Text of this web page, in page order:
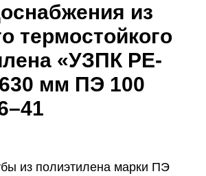
из
термостойкого
«УЗПК PE-
мм ПЭ 100
из полиэтилена марки ПЭ